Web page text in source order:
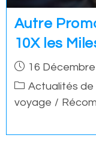
Autre
10X les
Post16
PostActualités
voyage /